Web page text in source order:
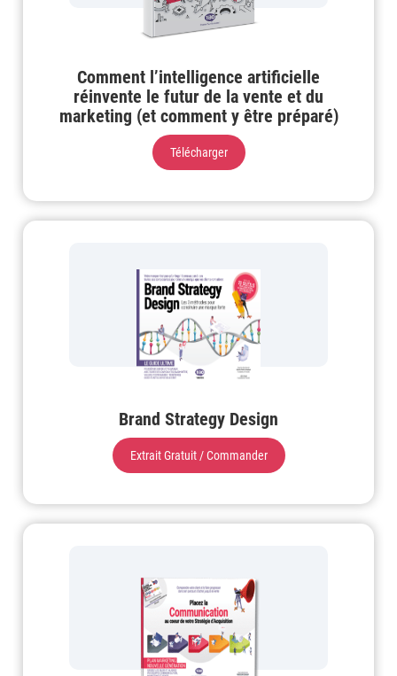
Comment l’intelligence artificielle
réinvente le futur de la vente et du
marketing (et comment y être préparé)
Télécharger
Brand Strategy Design
Extrait Gratuit / Commander